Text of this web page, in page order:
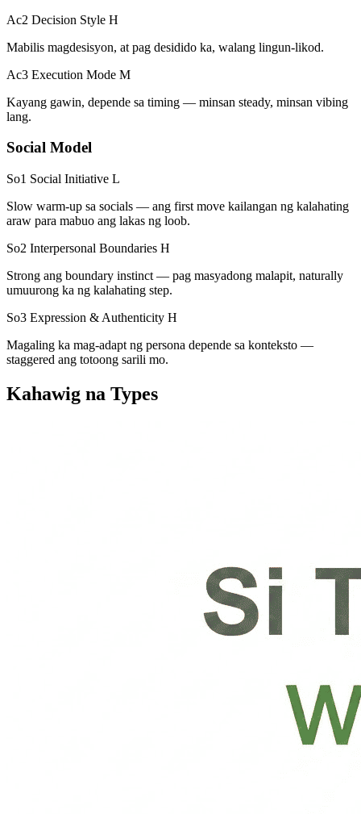
Ac2 Decision Style H
Mabilis magdesisyon, at pag desidido ka, walang lingun-likod.
Ac3 Execution Mode M
Kayang gawin, depende sa timing — minsan steady, minsan vibing
lang.
Social Model
So1 Social Initiative L
Slow warm-up sa socials — ang first move kailangan ng kalahating
araw para mabuo ang lakas ng loob.
So2 Interpersonal Boundaries H
Strong ang boundary instinct — pag masyadong malapit, naturally
umuurong ka ng kalahating step.
So3 Expression & Authenticity H
Magaling ka mag-adapt ng persona depende sa konteksto —
staggered ang totoong sarili mo.
Kahawig na Types